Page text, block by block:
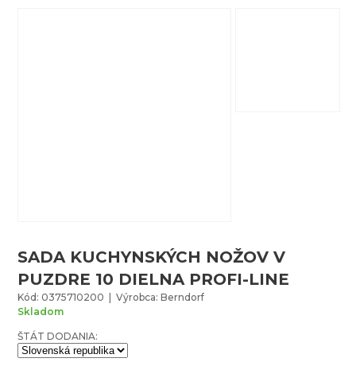
SADA KUCHYNSKÝCH NOŽOV V
PUZDRE 10 DIELNA PROFI-LINE
Kód: 0375710200 | Výrobca: Berndorf
Skladom
ŠTÁT DODANIA: